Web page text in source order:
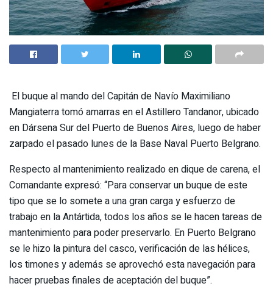
El buque al mando del Capitán de Navío Maximiliano
Mangiaterra tomó amarras en el Astillero Tandanor, ubicado
en Dársena Sur del Puerto de Buenos Aires, luego de haber
zarpado el pasado lunes de la Base Naval Puerto Belgrano.
Respecto al mantenimiento realizado en dique de carena, el
Comandante expresó: “Para conservar un buque de este
tipo que se lo somete a una gran carga y esfuerzo de
trabajo en la Antártida, todos los años se le hacen tareas de
mantenimiento para poder preservarlo. En Puerto Belgrano
se le hizo la pintura del casco, verificación de las hélices,
los timones y además se aprovechó esta navegación para
hacer pruebas finales de aceptación del buque”.